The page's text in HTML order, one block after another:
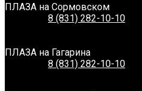
ПЛАЗА на Сормовском
8 (831) 282-10-10
ПЛАЗА на Гагарина
8 (831) 282-10-10